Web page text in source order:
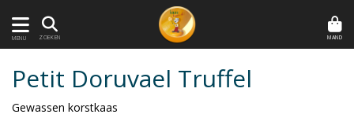
MENU ZOEKEN MAND
Petit Doruvael Truffel
Gewassen korstkaas